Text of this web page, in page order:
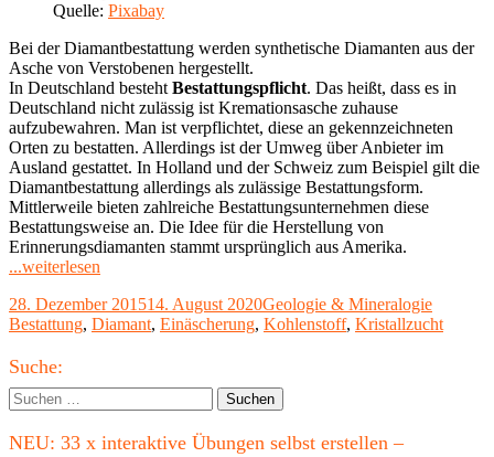
Quelle: Pixabay
Bei der Diamantbestattung werden synthetische Diamanten aus der
Asche von Verstobenen hergestellt.
In Deutschland besteht Bestattungspflicht. Das heißt, dass es in
Deutschland nicht zulässig ist Kremationsasche zuhause
aufzubewahren. Man ist verpflichtet, diese an gekennzeichneten
Orten zu bestatten. Allerdings ist der Umweg über Anbieter im
Ausland gestattet. In Holland und der Schweiz zum Beispiel gilt die
Diamantbestattung allerdings als zulässige Bestattungsform.
Mittlerweile bieten zahlreiche Bestattungsunternehmen diese
Bestattungsweise an. Die Idee für die Herstellung von
Erinnerungsdiamanten stammt ursprünglich aus Amerika.
...weiterlesen
Jeder
Diamant
Veröffentlicht
am
28. Dezember 201514. August 2020Kategorien
Geologie & Mineralogie
Bestattung, Diamant, Einäscherung, Kohlenstoff, Kristallzucht
Haupt-
Seitenleiste
Suche:
Suchen
nach:
NEU: 33 x interaktive Übungen selbst erstellen –